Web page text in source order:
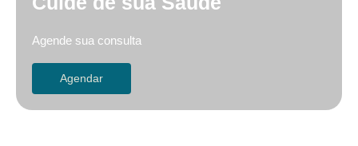
Agende sua consulta
Agendar